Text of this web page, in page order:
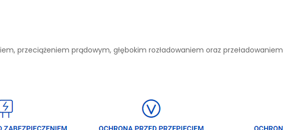
przeciążeniem prądowym, głębokim rozładowaniem oraz przeładowaniem